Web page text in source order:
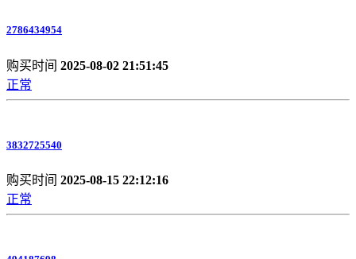
2786434954
购买时间 2025-08-02 21:51:45
正常
3832725540
购买时间 2025-08-15 22:12:16
正常